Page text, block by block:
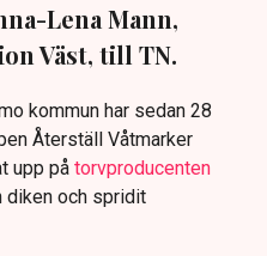
Lena Mann,
Väst, till TN.
kommun har sedan 28
Återställ Våtmarker
upp på torvproducenten
diken och spridit